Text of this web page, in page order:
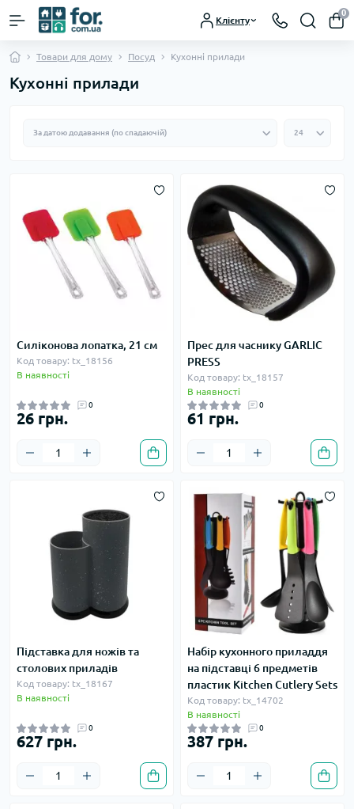
Клієнту
0
Товари для дому Посуд Кухонні прилади
Кухонні прилади
Силіконова лопатка, 21 см
Код товару: tx_18156
В наявності
0
26 грн.
Прес для часнику GARLIC
PRESS
Код товару: tx_18157
В наявності
0
61 грн.
Підставка для ножів та
столових приладів
Код товару: tx_18167
В наявності
0
627 грн.
Набір кухонного приладдя
на підставці 6 предметів
пластик Kitchen Cutlery Sets
Код товару: tx_14702
В наявності
0
387 грн.